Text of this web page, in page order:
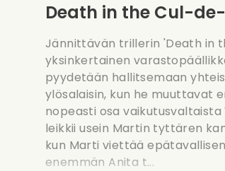
Death in the Cul-
Jännittävän trillerin 'Death in
yksinkertainen
pyydetään hallitsemaan
ylösalaisin, kun he muuttavat
nopeasti osa
leikkii usein Martin tyttären
kun Marti viettää
enemmän Anita t...